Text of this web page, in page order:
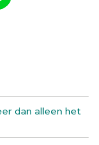
dan alleen het